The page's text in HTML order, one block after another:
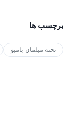
برچسب ها
تخته مبلمان بامبو